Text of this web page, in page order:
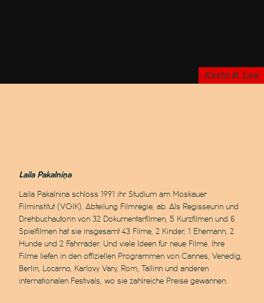
Kevin B. Lee
Laila Pakalniņa
Laila Pakalniņa schloss 1991 ihr Studium am Moskauer
Filminstitut (VGIK), Abteilung Filmregie, ab. Als Regisseurin und
Drehbuchautorin von 32 Dokumentarfilmen, 5 Kurzfilmen und 6
Spielfilmen hat sie insgesamt 43 Filme, 2 Kinder, 1 Ehemann, 2
Hunde und 2 Fahrräder. Und viele Ideen für neue Filme. Ihre
Filme liefen in den offiziellen Programmen von Cannes, Venedig,
Berlin, Locarno, Karlovy Vary, Rom, Tallinn und anderen
internationalen Festivals, wo sie zahlreiche Preise gewannen.